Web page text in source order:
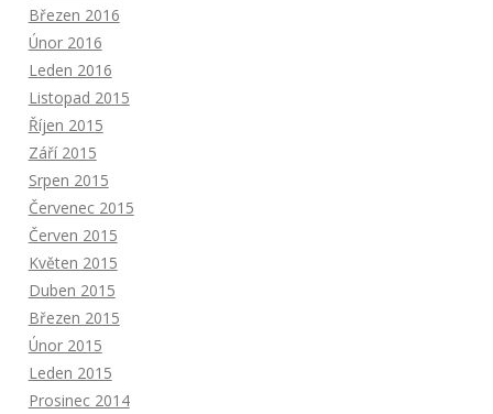
Březen 2016
Únor 2016
Leden 2016
Listopad 2015
Říjen 2015
Září 2015
Srpen 2015
Červenec 2015
Červen 2015
Květen 2015
Duben 2015
Březen 2015
Únor 2015
Leden 2015
Prosinec 2014